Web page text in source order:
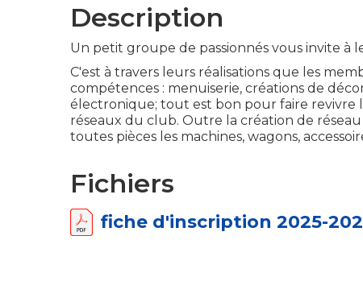
Description
Un petit groupe de passionnés vous invite à
C'est à travers leurs réalisations que les
compétences : menuiserie, créations de
électronique; tout est bon pour faire revivre
réseaux du club. Outre la création de
toutes pièces les machines, wagons,
Fichiers
fiche d'inscription 2025-